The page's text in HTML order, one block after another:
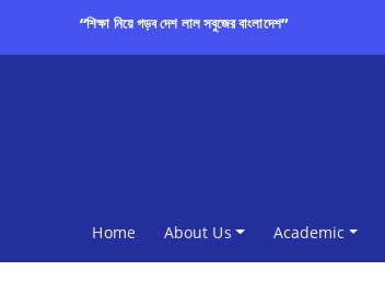
“শিক্ষা নিয়ে গড়ব দেশ লাল সবুজের বাংলাদেশ”
Home(current)
About Us Academic